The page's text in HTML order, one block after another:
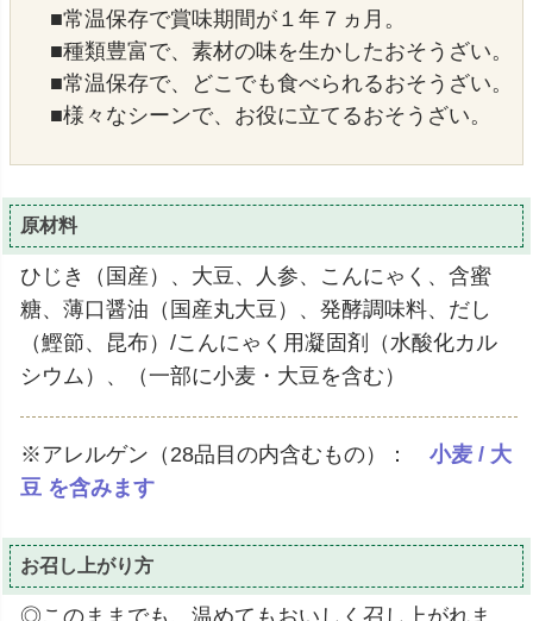
■常温保存で賞味期間が１年７ヵ月。
■種類豊富で、素材の味を生かしたおそうざい。
■常温保存で、どこでも食べられるおそうざい。
■様々なシーンで、お役に立てるおそうざい。
原材料
ひじき（国産）、大豆、人参、こんにゃく、含蜜
糖、薄口醤油（国産丸大豆）、発酵調味料、だし
（鰹節、昆布）/こんにゃく用凝固剤（水酸化カル
シウム）、（一部に小麦・大豆を含む）
※アレルゲン（28品目の内含むもの）： 小麦 / 大
豆 を含みます
お召し上がり方
◎このままでも、温めてもおいしく召し上がれま